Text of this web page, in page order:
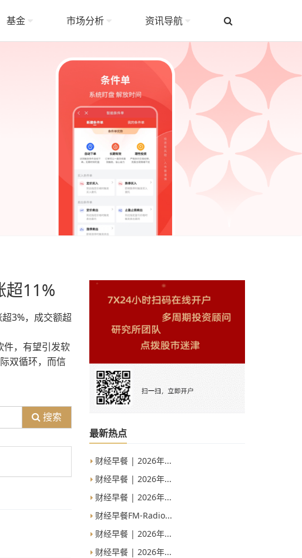
基金 市场分析 资讯导航
超11%
超3%，成交额超
件，有望引发软
双循环，而信
搜索
最新热点
财经早餐 | 2026年...
财经早餐 | 2026年...
财经早餐 | 2026年...
财经早餐FM-Radio...
财经早餐 | 2026年...
财经早餐 | 2026年...